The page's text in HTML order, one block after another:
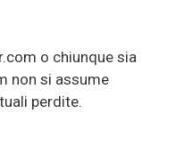
o chiunque sia
non si assume
perdite.